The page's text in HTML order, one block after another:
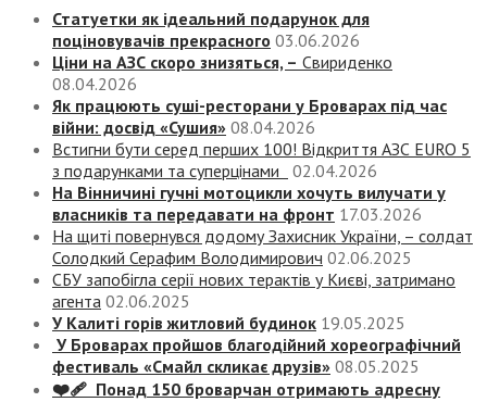
Статуетки як ідеальний подарунок для
поціновувачів прекрасного 03.06.2026
Ціни на АЗС скоро знизяться, – Свириденко
08.04.2026
Як працюють суші-ресторани у Броварах під час
війни: досвід «Сушия» 08.04.2026
Встигни бути серед перших 100! Відкриття АЗС EURO 5
з подарунками та суперцінами
02.04.2026
На Вінничині гучні мотоцикли хочуть вилучати у
власників та передавати на фронт 17.03.2026
На щиті повернувся додому Захисник України, – солдат
Солодкий Серафим Володимирович 02.06.2025
СБУ запобігла серії нових терактів у Києві, затримано
агента 02.06.2025
У Калиті горів житловий будинок 19.05.2025
У Броварах пройшов благодійний хореографічний
фестиваль «Смайл скликає друзів» 08.05.2025
❤️‍🩹 Понад 150 броварчан отримають адресну